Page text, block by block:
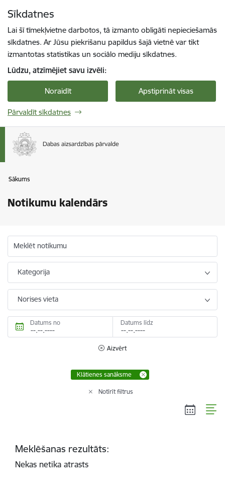
Sīkdatnes
Lai šī tīmekļvietne darbotos, tā izmanto obligāti nepieciešamās
sīkdatnes. Ar Jūsu piekrišanu papildus šajā vietnē var tikt
izmantotas statistikas un sociālo mediju sīkdatnes.
Lūdzu, atzīmējiet savu izvēli:
Noraidīt Apstiprināt visas
Pārvaldīt sīkdatnes
Sākums
Notikumu kalendārs
Meklēt notikumu
Kategorija
Norises vieta
Datums no Datums līdz
Aizvērt
Klātienes sanāksme
Notīrīt filtrus
Meklēšanas rezultāts:
Nekas netika atrasts